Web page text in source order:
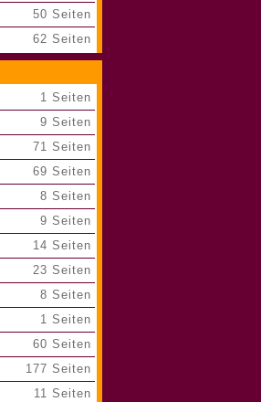
50 Seiten
62 Seiten
1 Seiten
9 Seiten
71 Seiten
69 Seiten
8 Seiten
9 Seiten
14 Seiten
23 Seiten
8 Seiten
1 Seiten
60 Seiten
177 Seiten
11 Seiten